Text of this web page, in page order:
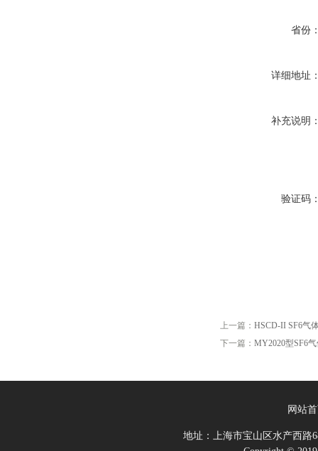
省份
详细地址
补充说明
验证码
上一篇： HSCD-II SF6气
下一篇： MY2020型SF6
网站
地址：上海市宝山区水产西路